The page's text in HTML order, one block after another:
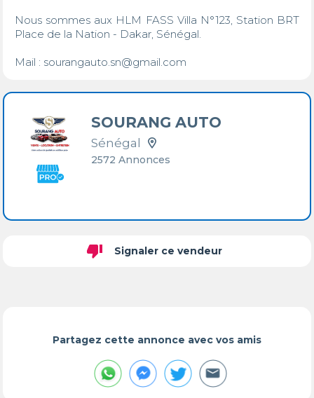
Nous sommes aux HLM FASS Villa N°123, Station BRT
Place de la Nation - Dakar, Sénégal.
Mail : sourangauto.sn@gmail.com
SOURANG AUTO
Sénégal
2572 Annonces
thumb_down Signaler ce vendeur
Partagez cette annonce avec vos amis